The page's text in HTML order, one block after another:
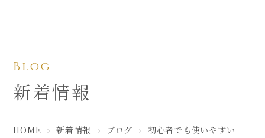
Blog
新着情報
HOME 新着情報 ブログ
初心者でも使いやすい